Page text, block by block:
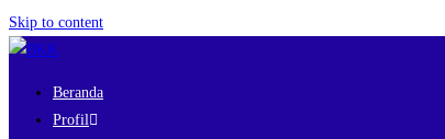
Skip to content
Beranda
Profil